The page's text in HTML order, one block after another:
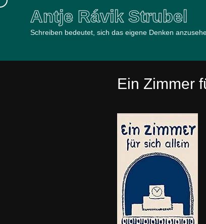
Antje Rávik Strubel
Schreiben bedeutet, sich das eigene Denken
Ein Zimmer